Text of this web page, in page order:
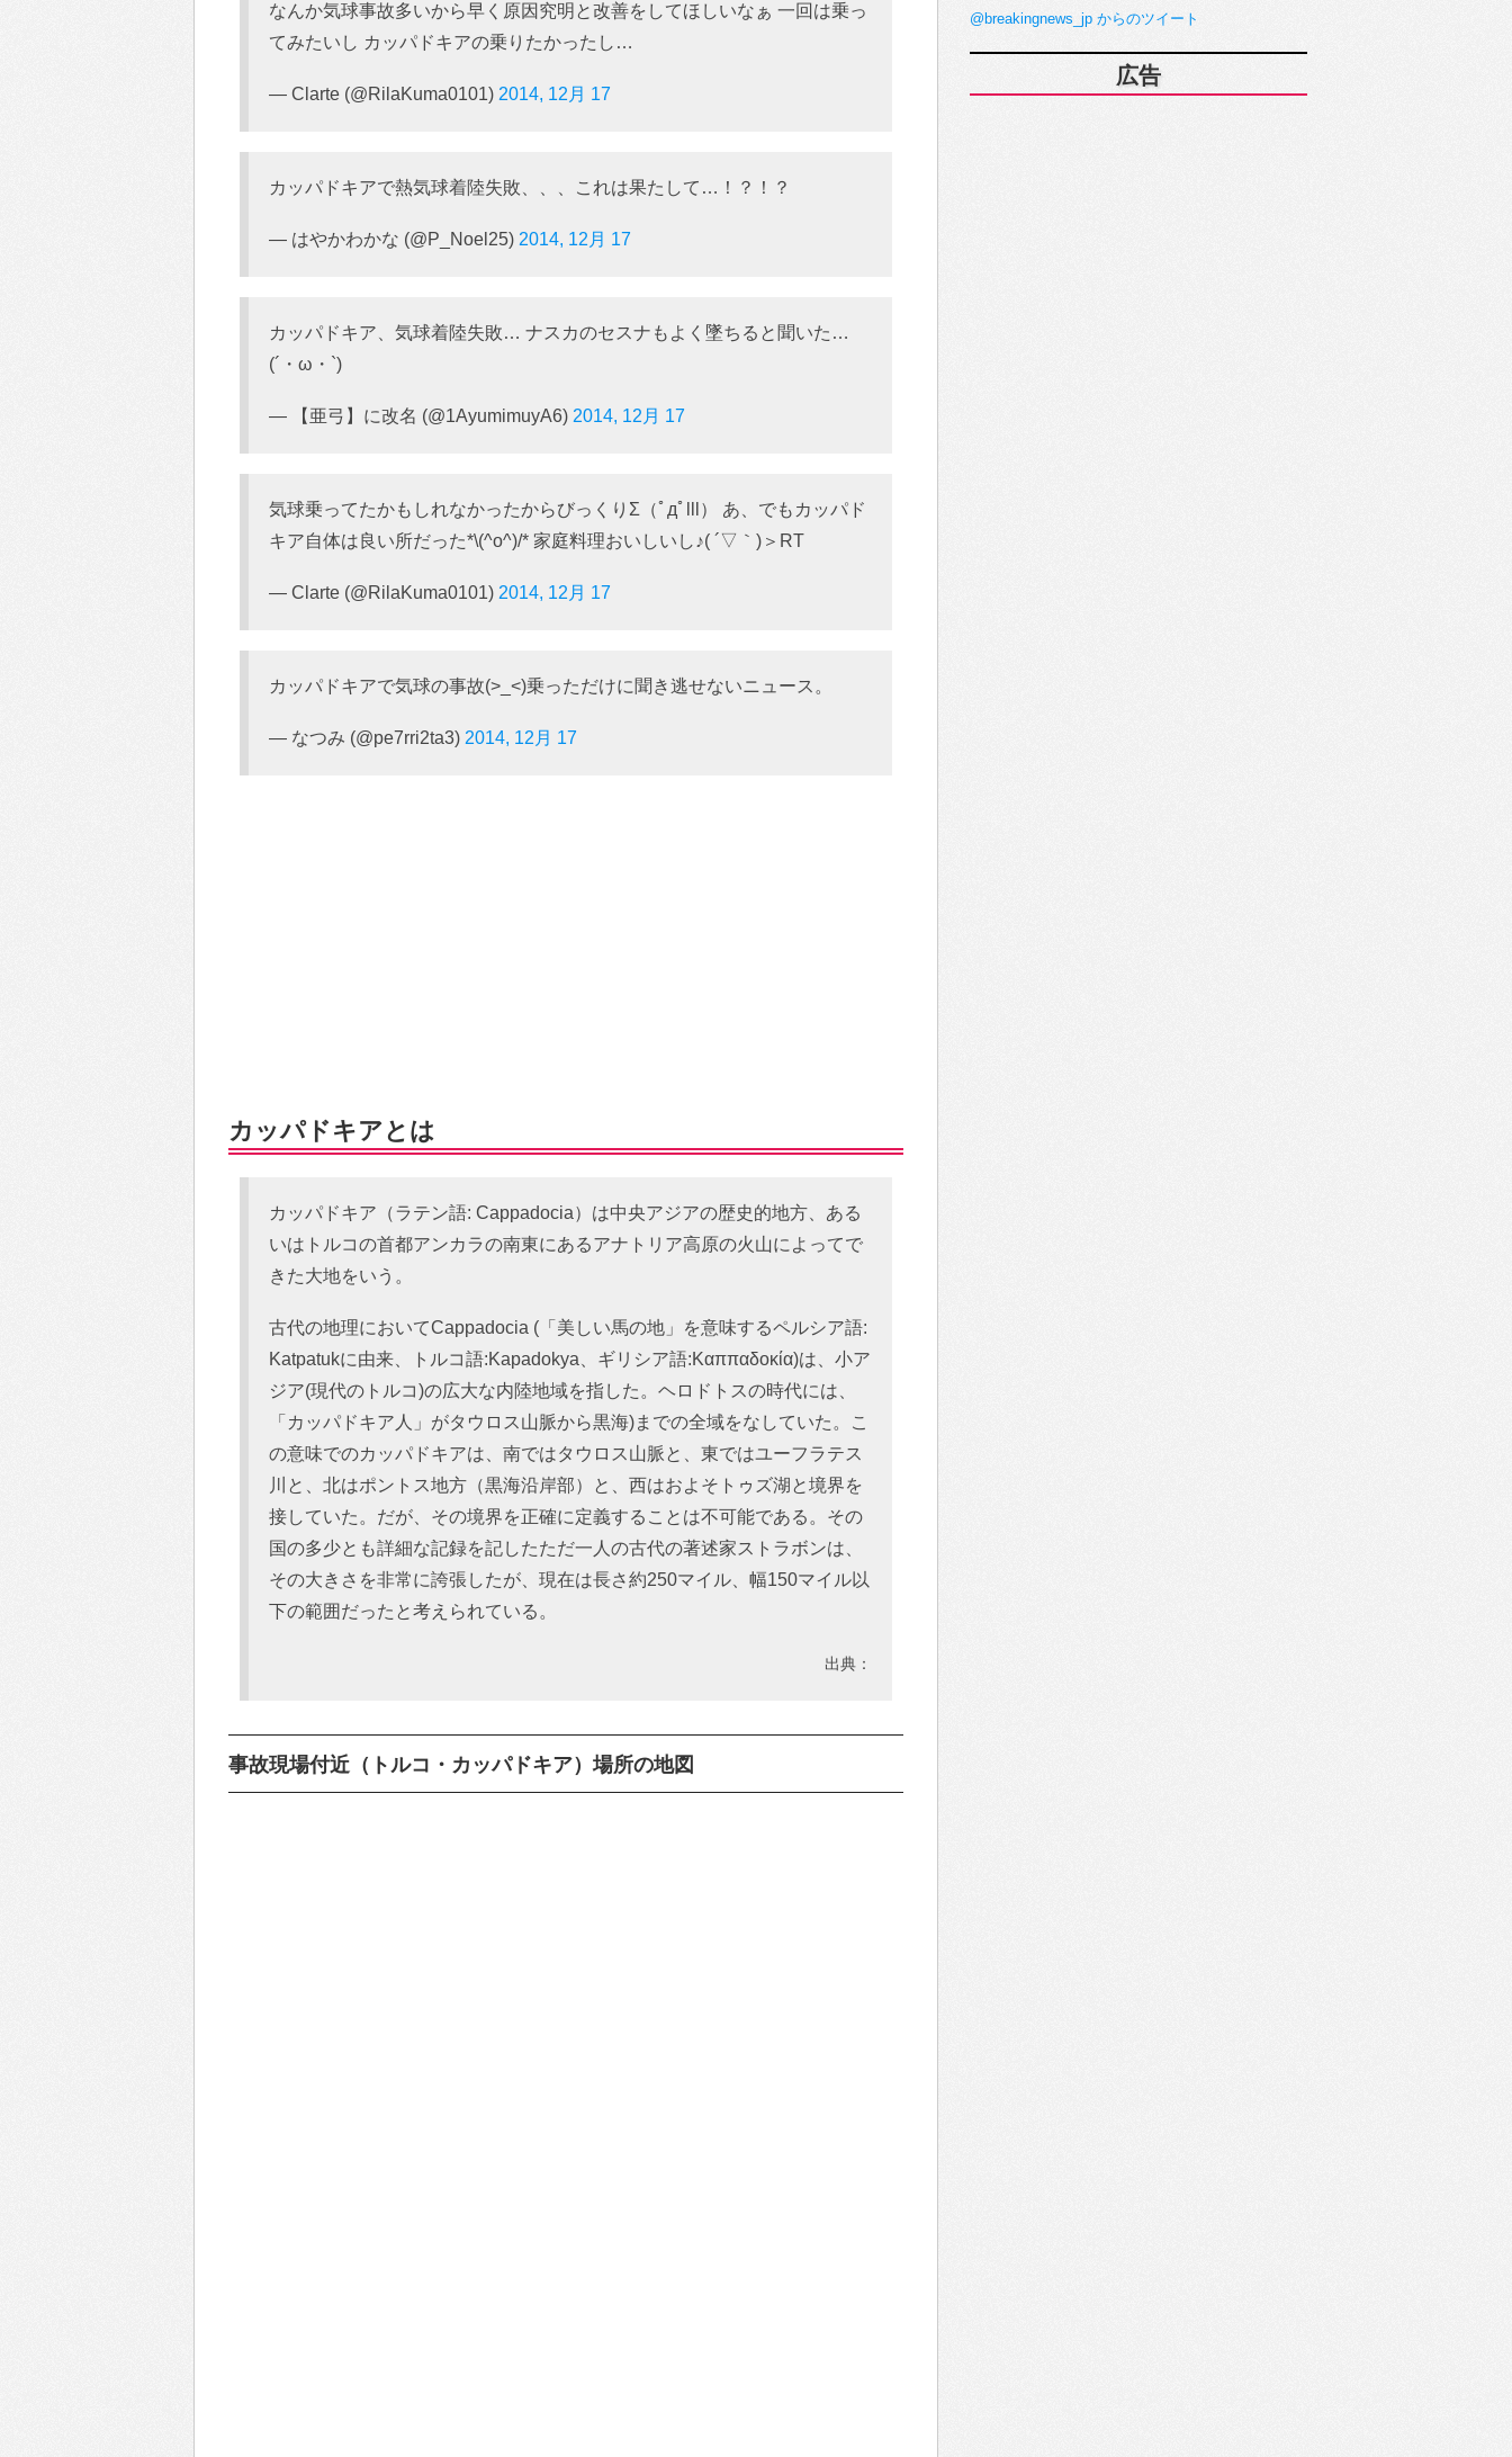
なんか気球事故多いから早く原因究明と改善をしてほしいなぁ 一回は乗っ
てみたいし カッパドキアの乗りたかったし…
— Clarte (@RilaKuma0101) 2014, 12月 17
カッパドキアで熱気球着陸失敗、、、これは果たして…！？！？
— はやかわかな (@P_Noel25) 2014, 12月 17
カッパドキア、気球着陸失敗… ナスカのセスナもよく墜ちると聞いた…
(´・ω・`)
— 【亜弓】に改名 (@1AyumimuyA6) 2014, 12月 17
気球乗ってたかもしれなかったからびっくりΣ（ﾟдﾟlll） あ、でもカッパド
キア自体は良い所だった*\(^o^)/* 家庭料理おいしいし♪( ´▽｀)＞RT
— Clarte (@RilaKuma0101) 2014, 12月 17
カッパドキアで気球の事故(>_<)乗っただけに聞き逃せないニュース。
— なつみ (@pe7rri2ta3) 2014, 12月 17
カッパドキアとは
カッパドキア（ラテン語: Cappadocia）は中央アジアの歴史的地方、ある
いはトルコの首都アンカラの南東にあるアナトリア高原の火山によってで
きた大地をいう。
古代の地理においてCappadocia (「美しい馬の地」を意味するペルシア語:
Katpatukに由来、トルコ語:Kapadokya、ギリシア語:Καππαδοκία)は、小ア
ジア(現代のトルコ)の広大な内陸地域を指した。ヘロドトスの時代には、
「カッパドキア人」がタウロス山脈から黒海)までの全域をなしていた。こ
の意味でのカッパドキアは、南ではタウロス山脈と、東ではユーフラテス
川と、北はポントス地方（黒海沿岸部）と、西はおよそトゥズ湖と境界を
接していた。だが、その境界を正確に定義することは不可能である。その
国の多少とも詳細な記録を記したただ一人の古代の著述家ストラボンは、
その大きさを非常に誇張したが、現在は長さ約250マイル、幅150マイル以
下の範囲だったと考えられている。
出典：
事故現場付近（トルコ・カッパドキア）場所の地図
@breakingnews_jp からのツイート
広告